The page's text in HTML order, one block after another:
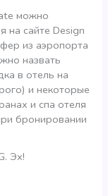
можно
на сайте Design
из аэропорта
назвать
в отель на
и некоторые
и спа отеля
бронировании
Эх!